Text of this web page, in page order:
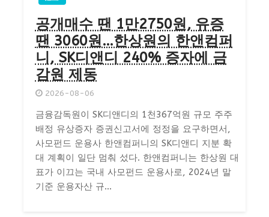
공개매수 땐 1만2750원, 유증
땐 3060원…한상원의 한앤컴퍼
니, SK디앤디 240% 증자에 금
감원 제동
2026-08-06
금융감독원이 SK디앤디의 1천367억원 규모 주주
배정 유상증자 증권신고서에 정정을 요구하면서,
사모펀드 운용사 한앤컴퍼니의 SK디앤디 지분 확
대 계획이 일단 멈춰 섰다. 한앤컴퍼니는 한상원 대
표가 이끄는 국내 사모펀드 운용사로, 2024년 말
기준 운용자산 규...